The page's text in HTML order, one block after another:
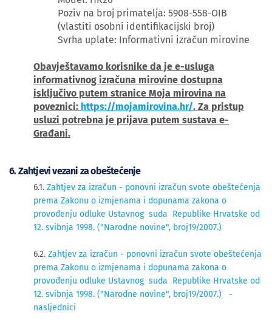
Poziv na broj primatelja: 5908-558-OIB
(vlastiti osobni identifikacijski broj)
Svrha uplate: Informativni izračun mirovine
Obavještavamo korisnike da je e-usluga
informativnog izračuna mirovine dostupna
isključivo putem stranice Moja mirovina na
poveznici: https://mojamirovina.hr/. Za pristup
usluzi potrebna je prijava putem sustava e-
Građani.
6. Zahtjevi vezani za obeštećenje
6.1. Zahtjev za izračun - ponovni izračun svote obeštećenja
prema Zakonu o izmjenama i dopunama zakona o
provođenju odluke Ustavnog suda Republike Hrvatske od
12. svibnja 1998. ("Narodne novine", broj19/2007.)
6.2. Zahtjev za izračun - ponovni izračun svote obeštećenja
prema Zakonu o izmjenama i dopunama zakona o
provođenju odluke Ustavnog suda Republike Hrvatske od
12. svibnja 1998. ("Narodne novine", broj19/2007.) -
nasljednici